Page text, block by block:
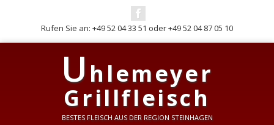
Rufen Sie an: +49 52 04 33 51 oder +49 52 04 87 05 10
U hlemeyer
Grillfleisch
BESTES FLEISCH AUS DER REGION STEINHAGEN
Grillsteaks
Grillfleisch